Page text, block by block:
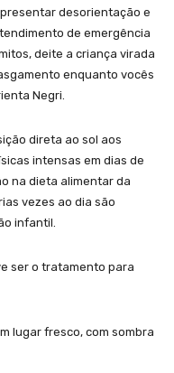
desorientação e
de emergência
deite a criança virada
enquanto vocês
Negri.
direta ao sol aos
intensas em dias de
na dieta alimentar da
vezes ao dia são
infantil.
ser o tratamento para
lugar fresco, com sombra